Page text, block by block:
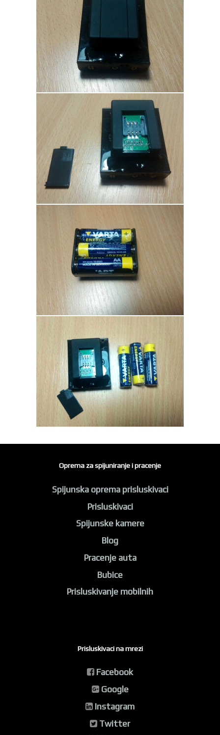
Oprema za spijuniranje i pracenje
Spijunska oprema prisluskivaci
Prisluskivaci
Spijunske kamere
Blog
Pracenje auta
Bubice
Prisluskivanje mobilnih
Prisluskivaci na mrezi
Facebook
Google
Instagram
Twitter